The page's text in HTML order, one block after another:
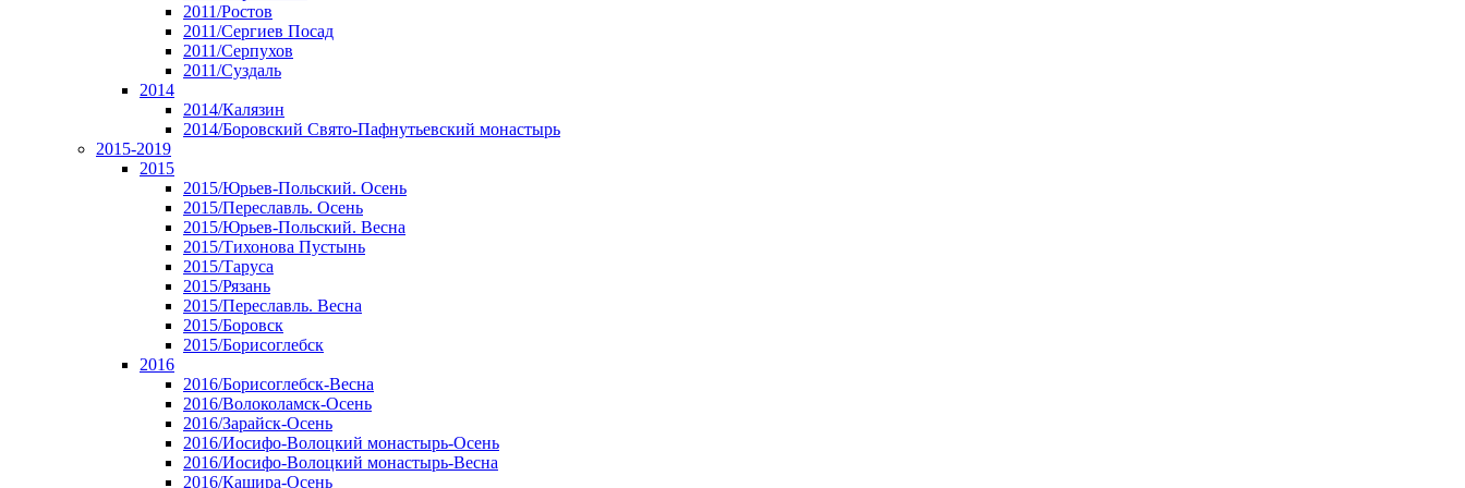
2011/Ростов
2011/Сергиев Посад
2011/Серпухов
2011/Суздаль
2014
2014/Калязин
2014/Боровский Свято-Пафнутьевский монастырь
2015-2019
2015
2015/Юрьев-Польский. Осень
2015/Переславль. Осень
2015/Юрьев-Польский. Весна
2015/Тихонова Пустынь
2015/Таруса
2015/Рязань
2015/Переславль. Весна
2015/Боровск
2015/Борисоглебск
2016
2016/Борисоглебск-Весна
2016/Волоколамск-Осень
2016/Зарайск-Осень
2016/Иосифо-Волоцкий монастырь-Осень
2016/Иосифо-Волоцкий монастырь-Весна
2016/Кашира-Осень